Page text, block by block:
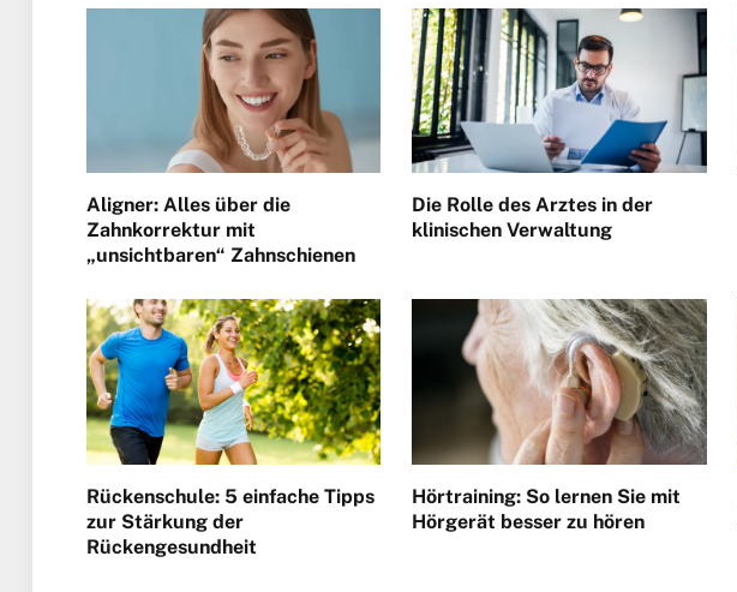
Aligner: Alles über die
Zahnkorrektur mit
„unsichtbaren“ Zahnschienen
Die Rolle des Arztes in der
klinischen Verwaltung
Rückenschule: 5 einfache Tipps
zur Stärkung der
Rückengesundheit
Hörtraining: So lernen Sie mit
Hörgerät besser zu hören